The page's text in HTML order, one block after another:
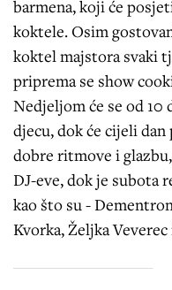
barmena, koji će
koktele. Osim
koktel majstora svaki
priprema se show
Nedjeljom će se od 10
djecu, dok će cijeli
dobre ritmove i
DJ-eve, dok je subota
kao što su -
Kvorka, Željka